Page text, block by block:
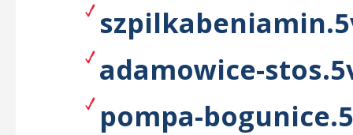
adamowice-
pompa-